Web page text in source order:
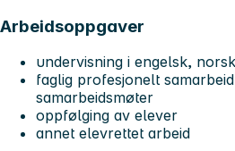
Arbeidsoppgaver
undervisning i engelsk,
faglig profesjonelt
samarbeidsmøter
oppfølging av elever
annet elevrettet arbeid